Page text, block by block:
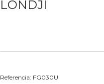
LONDJI
Referencia: FG030U